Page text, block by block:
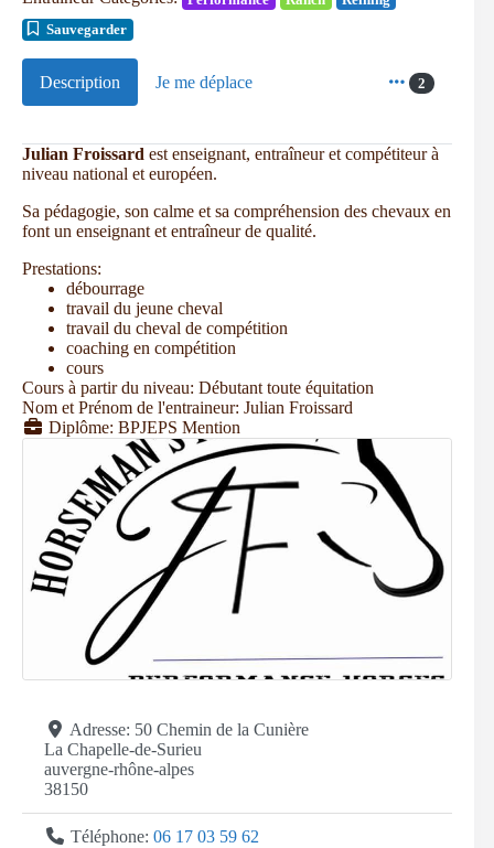
Sauvegarder
Description Je me déplace 2
Julian Froissard est enseignant, entraîneur et compétiteur à
niveau national et européen.
Sa pédagogie, son calme et sa compréhension des chevaux en
font un enseignant et entraîneur de qualité.
Prestations:
débourrage
travail du jeune cheval
travail du cheval de compétition
coaching en compétition
cours
Cours à partir du niveau: Débutant toute équitation
Nom et Prénom de l'entraineur: Julian Froissard
Diplôme: BPJEPS Mention
Adresse: 50 Chemin de la Cunière
La Chapelle-de-Surieu
auvergne-rhône-alpes
38150
Téléphone: 06 17 03 59 62